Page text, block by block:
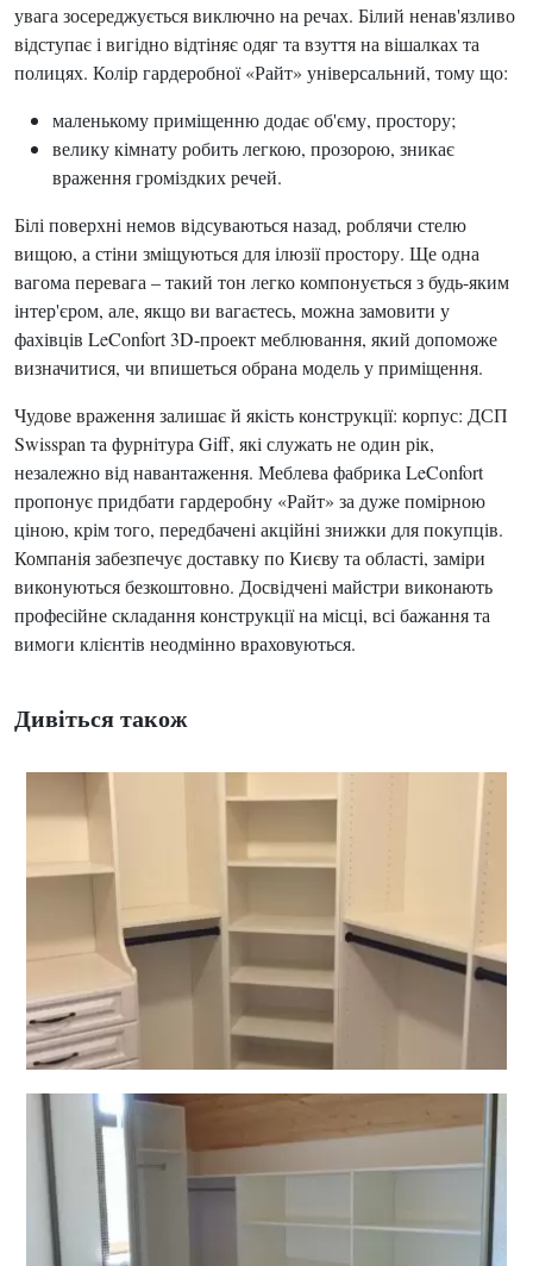
увага зосереджується виключно на речах. Білий ненав'язливо
відступає і вигідно відтіняє одяг та взуття на вішалках та
полицях. Колір гардеробної «Райт» універсальний, тому що:
маленькому приміщенню додає об'єму, простору;
велику кімнату робить легкою, прозорою, зникає
враження громіздких речей.
Білі поверхні немов відсуваються назад, роблячи стелю
вищою, а стіни зміщуються для ілюзії простору. Ще одна
вагома перевага – такий тон легко компонується з будь-яким
інтер'єром, але, якщо ви вагаєтесь, можна замовити у
фахівців LeConfort 3D-проект меблювання, який допоможе
визначитися, чи впишеться обрана модель у приміщення.
Чудове враження залишає й якість конструкції: корпус: ДСП
Swisspan та фурнітура Giff, які служать не один рік,
незалежно від навантаження. Меблева фабрика LeConfort
пропонує придбати гардеробну «Райт» за дуже помірною
ціною, крім того, передбачені акційні знижки для покупців.
Компанія забезпечує доставку по Києву та області, заміри
виконуються безкоштовно. Досвідчені майстри виконають
професійне складання конструкції на місці, всі бажання та
вимоги клієнтів неодмінно враховуються.
Дивіться також